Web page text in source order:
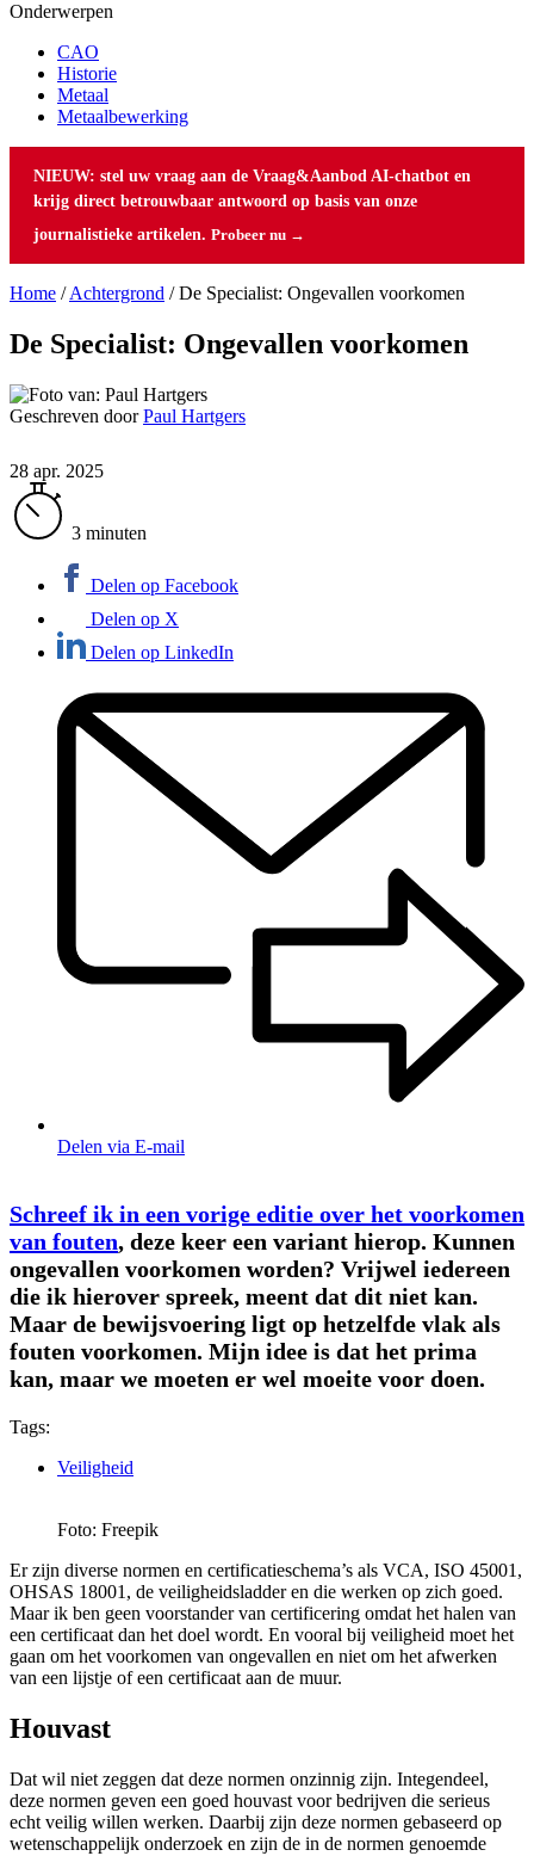
Onderwerpen
CAO
Historie
Metaal
Metaalbewerking
NIEUW: stel uw vraag aan de Vraag&Aanbod AI-chatbot en
krijg direct betrouwbaar antwoord op basis van onze
journalistieke artikelen. Probeer nu →
Home /Achtergrond /De Specialist: Ongevallen voorkomen
De Specialist: Ongevallen voorkomen
Geschreven doorPaul Hartgers
28 apr. 2025
3 minuten
Delen op Facebook
Delen op X
Delen op LinkedIn
Delen via E-mail
Schreef ik in een vorige editie over het voorkomen
van fouten, deze keer een variant hierop. Kunnen
ongevallen voorkomen ­worden? Vrijwel iedereen
die ik hierover spreek, meent dat dit niet kan.
Maar de bewijsvoering ligt op hetzelfde vlak als
fouten voorkomen. Mijn idee is dat het prima
kan, maar we moeten er wel moeite voor doen.
Tags:
Veiligheid
Foto: Freepik
Er zijn diverse normen en certificatieschema’s als VCA, ISO 45001,
OHSAS 18001, de veiligheidsladder en die werken op zich goed.
Maar ik ben geen voorstander van certificering omdat het halen van
een certificaat dan het doel wordt. En vooral bij veiligheid moet het
gaan om het voorkomen van ongevallen en niet om het afwerken
van een lijstje of een certificaat aan de muur.
Houvast
Dat wil niet zeggen dat deze normen onzinnig zijn. Integendeel,
deze normen geven een goed houvast voor bedrijven die serieus
echt veilig willen werken. Daarbij zijn deze normen gebaseerd op
wetenschappelijk onderzoek en zijn de in de normen genoemde